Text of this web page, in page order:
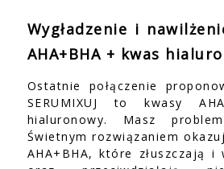
Wygładzenie i
AHA+BHA + kwas
Ostatnie połączenie
SERUMIXUJ to kwasy
hialuronowy. Masz
Świetnym rozwiązaniem
AHA+BHA, które złuszczają i